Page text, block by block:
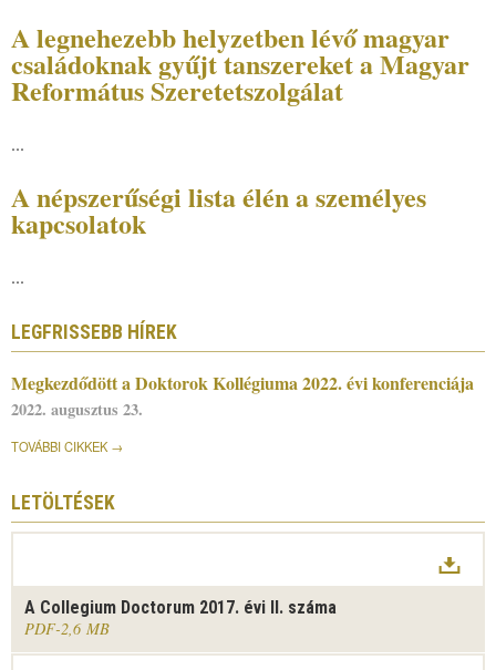
A legnehezebb helyzetben lévő magyar
családoknak gyűjt tanszereket a Magyar
Református Szeretetszolgálat
...
A népszerűségi lista élén a személyes
kapcsolatok
...
LEGFRISSEBB HÍREK
Megkezdődött a Doktorok Kollégiuma 2022. évi konferenciája
2022. augusztus 23.
TOVÁBBI CIKKEK
LETÖLTÉSEK
A Collegium Doctorum 2017. évi II. száma
PDF 2,6 MB